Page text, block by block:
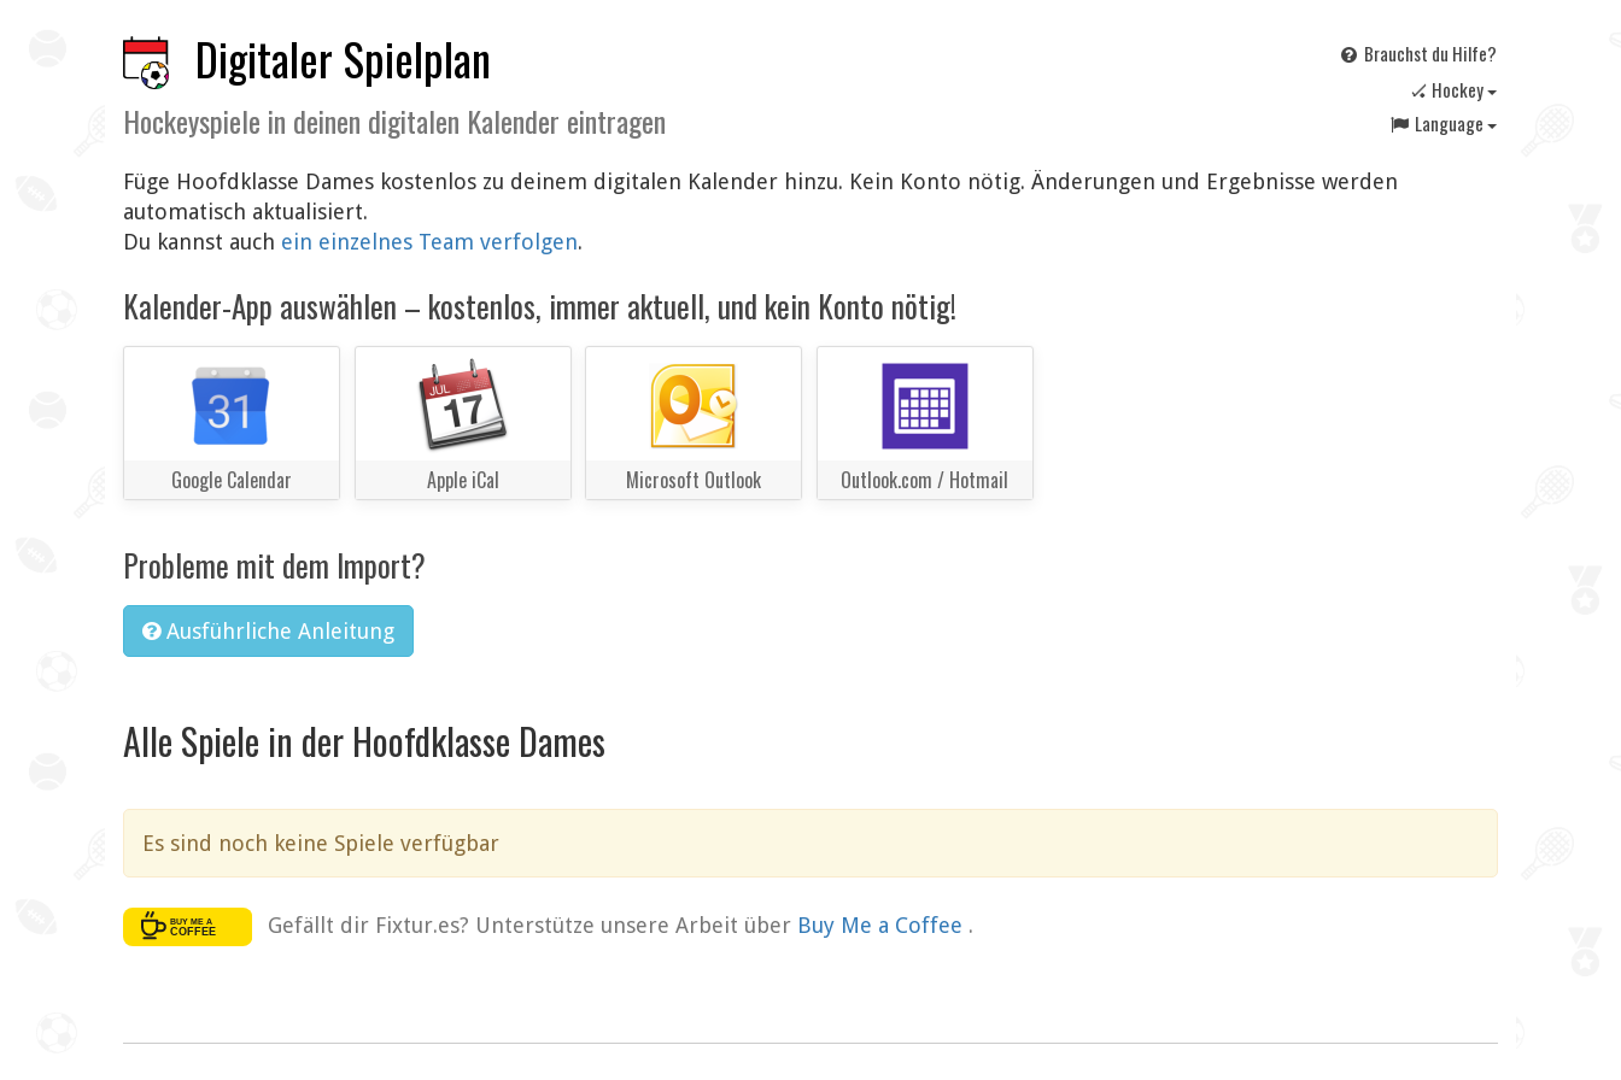
Digitaler Spielplan
Hockeyspiele in deinen digitalen Kalender eintragen
Brauchst du Hilfe?
🏑 Hockey
Language
Füge Hoofdklasse Dames kostenlos zu deinem digitalen Kalender hinzu. Kein Konto nötig. Änderungen und Ergebnisse werden
automatisch aktualisiert.
Du kannst auch ein einzelnes Team verfolgen.
Kalender-App auswählen – kostenlos, immer aktuell, und kein Konto nötig!
Google Calendar Apple iCal Microsoft Outlook Outlook.com / Hotmail
Probleme mit dem Import?
Ausführliche Anleitung
Alle Spiele in der Hoofdklasse Dames
Es sind noch keine Spiele verfügbar
Gefällt dir Fixtur.es? Unterstütze unsere Arbeit über Buy Me a Coffee .